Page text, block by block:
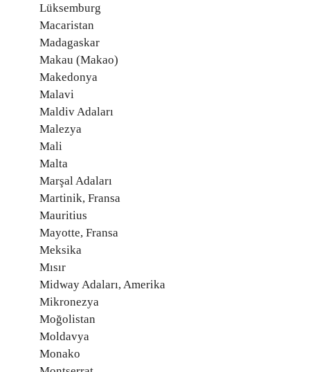
Lüksemburg
Macaristan
Madagaskar
Makau (Makao)
Makedonya
Malavi
Maldiv Adaları
Malezya
Mali
Malta
Marşal Adaları
Martinik, Fransa
Mauritius
Mayotte, Fransa
Meksika
Mısır
Midway Adaları, Amerika
Mikronezya
Moğolistan
Moldavya
Monako